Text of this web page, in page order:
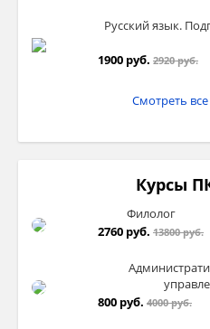
Русский язык.
1900 руб. 2920 руб.
Смотреть
Курсы
Филолог
2760 руб. 13800 руб.
800 руб. 4000 руб.